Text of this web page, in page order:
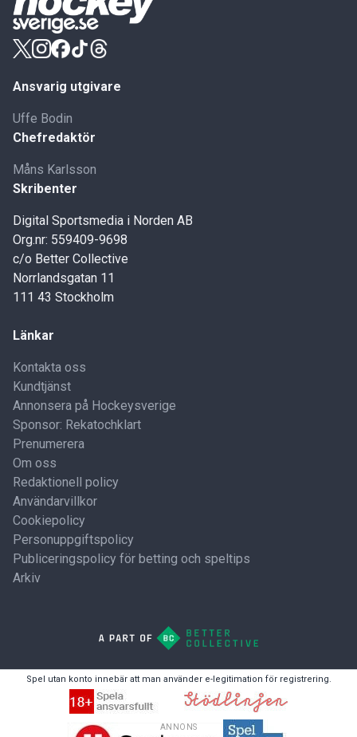
ANNONS
Ansvarig utgivare
Uffe Bodin
Chefredaktör
Måns Karlsson
Skribenter
Digital Sportsmedia i Norden AB
Org.nr: 559409-9698
c/o Better Collective
Norrlandsgatan 11
111 43 Stockholm
Länkar
Kontakta oss
Kundtjänst
Annonsera på Hockeysverige
Sponsor: Rekatochklart
Prenumerera
Om oss
Redaktionell policy
Användarvillkor
Cookiepolicy
Personuppgiftspolicy
Publiceringspolicy för betting och speltips
Arkiv
Spel utan konto innebär att man använder e-legitimation för registrering.